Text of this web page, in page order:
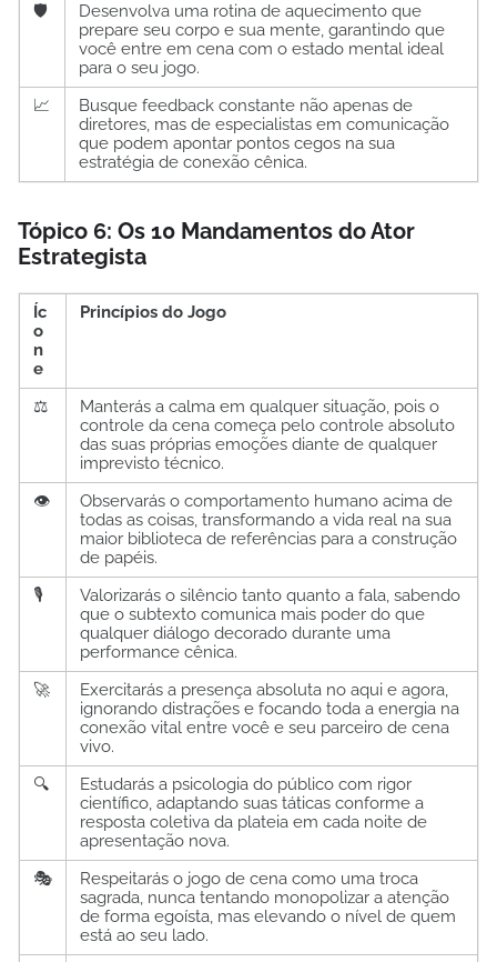
🛡️
Desenvolva uma rotina de aquecimento que
prepare seu corpo e sua mente, garantindo que
você entre em cena com o estado mental ideal
para o seu jogo.
📈
Busque feedback constante não apenas de
diretores, mas de especialistas em comunicação
que podem apontar pontos cegos na sua
estratégia de conexão cênica.
Tópico 6: Os 10 Mandamentos do Ator
Estrategista
Íc
o
n
e
Princípios do Jogo
⚖️
Manterás a calma em qualquer situação, pois o
controle da cena começa pelo controle absoluto
das suas próprias emoções diante de qualquer
imprevisto técnico.
👁️
Observarás o comportamento humano acima de
todas as coisas, transformando a vida real na sua
maior biblioteca de referências para a construção
de papéis.
🎙️
Valorizarás o silêncio tanto quanto a fala, sabendo
que o subtexto comunica mais poder do que
qualquer diálogo decorado durante uma
performance cênica.
🚀
Exercitarás a presença absoluta no aqui e agora,
ignorando distrações e focando toda a energia na
conexão vital entre você e seu parceiro de cena
vivo.
🔍
Estudarás a psicologia do público com rigor
científico, adaptando suas táticas conforme a
resposta coletiva da plateia em cada noite de
apresentação nova.
🎭
Respeitarás o jogo de cena como uma troca
sagrada, nunca tentando monopolizar a atenção
de forma egoísta, mas elevando o nível de quem
está ao seu lado.